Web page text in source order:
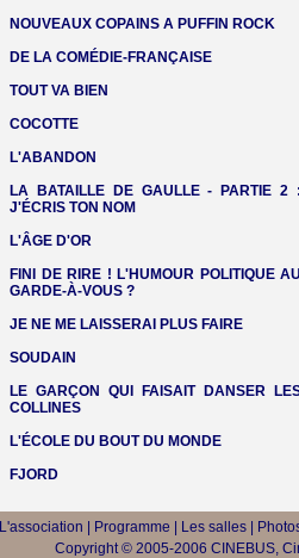
NOUVEAUX COPAINS A PUFFIN ROCK
DE LA COMÉDIE-FRANÇAISE
TOUT VA BIEN
COCOTTE
L'ABANDON
LA BATAILLE DE GAULLE - PARTIE 2
J'ÉCRIS TON NOM
L'ÂGE D'OR
FINI DE RIRE ! L'HUMOUR POLITIQUE
GARDE-À-VOUS ?
JE NE ME LAISSERAI PLUS FAIRE
SOUDAIN
LE GARÇON QUI FAISAIT DANSER
COLLINES
L'ÉCOLE DU BOUT DU MONDE
FJORD
L'association Programme Les salles|
Copyright © 2005-2006 CINEBUS,